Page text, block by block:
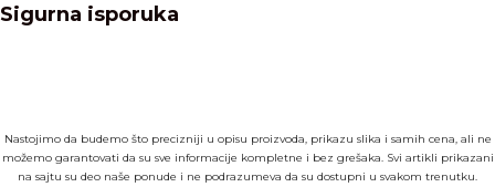
Sigurna isporuka
Nastojimo da budemo što precizniji u opisu proizvoda, prikazu slika i samih cena, ali ne
možemo garantovati da su sve informacije kompletne i bez grešaka. Svi artikli prikazani
na sajtu su deo naše ponude i ne podrazumeva da su dostupni u svakom trenutku.